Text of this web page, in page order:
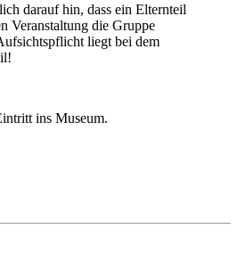
darauf hin, dass ein Elternteil
Veranstaltung die Gruppe
liegt bei dem
ins Museum.